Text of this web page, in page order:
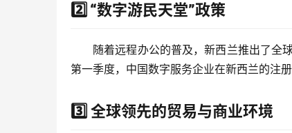
2️⃣ “数字游民天堂”政策
随着远程办公的普及，新西兰推出了全
第一季度，中国数字服务企业在新西兰的注
3️⃣ 全球领先的贸易与商业环境